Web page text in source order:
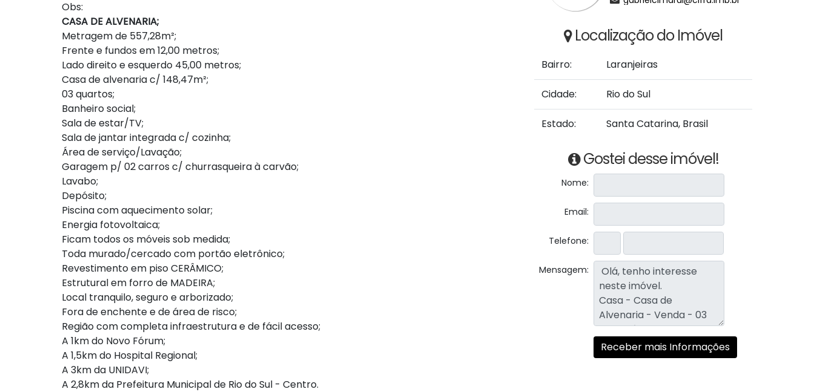
Obs:
CASA DE ALVENARIA;
Metragem de 557,28m²;
Frente e fundos em 12,00 metros;
Lado direito e esquerdo 45,00 metros;
Casa de alvenaria c/ 148,47m²;
03 quartos;
Banheiro social;
Sala de estar/TV;
Sala de jantar integrada c/ cozinha;
Área de serviço/Lavação;
Garagem p/ 02 carros c/ churrasqueira à carvão;
Lavabo;
Depósito;
Piscina com aquecimento solar;
Energia fotovoltaica;
Ficam todos os móveis sob medida;
Toda murado/cercado com portão eletrônico;
Revestimento em piso CERÂMICO;
Estrutural em forro de MADEIRA;
Local tranquilo, seguro e arborizado;
Fora de enchente e de área de risco;
Região com completa infraestrutura e de fácil acesso;
A 1km do Novo Fórum;
A 1,5km do Hospital Regional;
A 3km da UNIDAVI;
A 2,8km da Prefeitura Municipal de Rio do Sul - Centro.
Localização do Imóvel
Bairro: Laranjeiras
Cidade: Rio do Sul
Estado: Santa Catarina, Brasil
Gostei desse imóvel!
Nome:
Email:
Telefone:
Mensagem: